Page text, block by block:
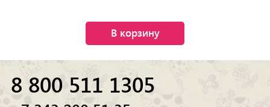
В корзину
8 800 511 1305